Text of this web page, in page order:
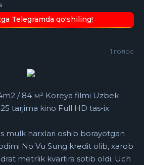
Telegramda qo'shiling!
1 голос
/ 84 м² Koreya filmi Uzbek
tarjima kino Full HD tas-ix
mulk narxlari oshib borayotgan
No Vu Sung kredit olib, xarob
metrlik kvartira sotib oldi. Uch